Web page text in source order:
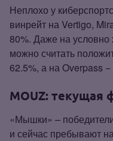
Неплохо у
винрейт на Vertigo,
80%. Даже на условно
можно считать
62.5%, а на Overpass
MOUZ: текущая
«Мышки» –
и сейчас пребывают